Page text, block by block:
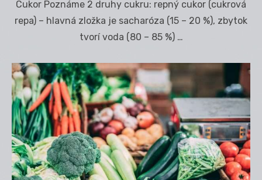
Cukor Poznáme 2 druhy cukru: repný cukor (cukrová
repa) – hlavná zložka je sacharóza (15 – 20 %), zbytok
tvorí voda (80 – 85 %) …